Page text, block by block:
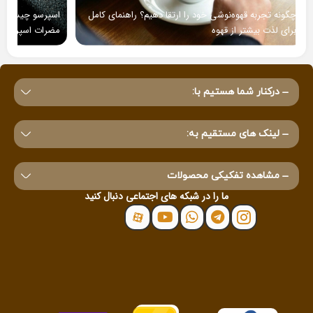
اسپرسو چیست؟ راهنمای کامل شناخت، طرز تهیه، فواید و
مضرات اسپرسو
درکنار شما هستیم با:
لینک های مستقیم به:
مشاهده تفکیکی محصولات
ما را در شبکه های اجتماعی دنبال کنید